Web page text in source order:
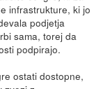
infrastrukture, ki jo
podjetja
sama, torej da
podpirajo.
ostati dostopne,